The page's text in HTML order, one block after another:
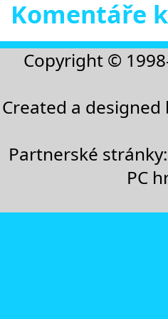
Komentáře
Copyright ©
Created a designed
Partnerské
PC